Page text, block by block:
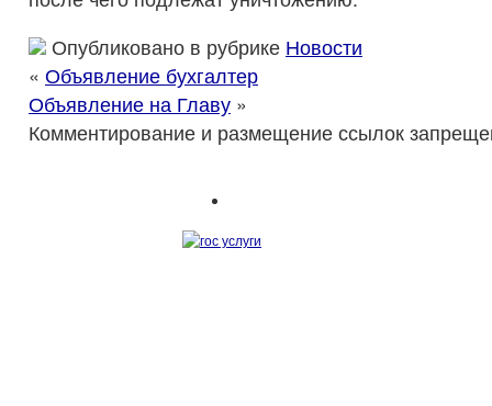
Опубликовано в рубрике Новости
« Объявление бухгалтер
Объявление на Главу »
Комментирование и размещение ссылок